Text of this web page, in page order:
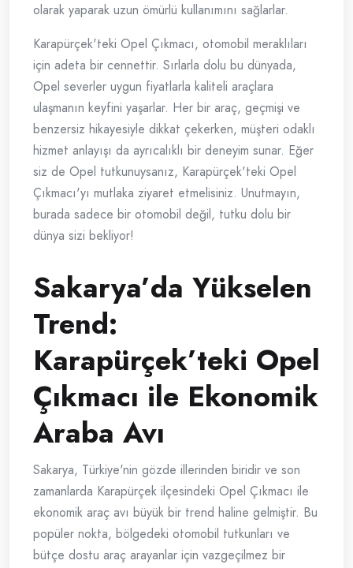
olarak yaparak uzun ömürlü kullanımını sağlarlar.
Karapürçek'teki Opel Çıkmacı, otomobil meraklıları
için adeta bir cennettir. Sırlarla dolu bu dünyada,
Opel severler uygun fiyatlarla kaliteli araçlara
ulaşmanın keyfini yaşarlar. Her bir araç, geçmişi ve
benzersiz hikayesiyle dikkat çekerken, müşteri odaklı
hizmet anlayışı da ayrıcalıklı bir deneyim sunar. Eğer
siz de Opel tutkunuysanız, Karapürçek'teki Opel
Çıkmacı'yı mutlaka ziyaret etmelisiniz. Unutmayın,
burada sadece bir otomobil değil, tutku dolu bir
dünya sizi bekliyor!
Sakarya’da Yükselen
Trend:
Karapürçek’teki Opel
Çıkmacı ile Ekonomik
Araba Avı
Sakarya, Türkiye'nin gözde illerinden biridir ve son
zamanlarda Karapürçek ilçesindeki Opel Çıkmacı ile
ekonomik araç avı büyük bir trend haline gelmiştir. Bu
popüler nokta, bölgedeki otomobil tutkunları ve
bütçe dostu araç arayanlar için vazgeçilmez bir